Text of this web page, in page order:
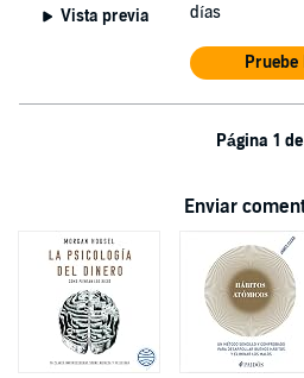
Vista previa
días
Página 1 de
Enviar